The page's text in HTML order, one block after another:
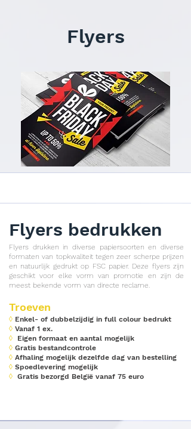
Flyers
Flyers bedrukken
Flyers drukken in diverse papiersoorten en diverse
formaten van topkwaliteit tegen zeer scherpe prijzen
en natuurlijk gedrukt op FSC papier. Deze flyers zijn
geschikt voor elke vorm van promotie en zijn de
meest bekende vorm van directe reclame.
Troeven
◊ Enkel- of dubbelzijdig in full colour bedrukt
◊ Vanaf 1 ex.
◊
Eigen formaat en aantal mogelijk
◊ Gratis bestandcontrole
◊ Afhaling mogelijk dezelfde dag van bestelling
◊ Spoedlevering mogelijk
◊ Gratis bezorgd België vanaf 75 euro